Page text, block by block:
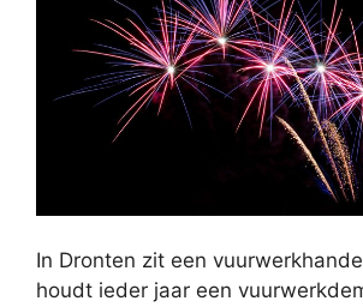
In Dronten zit een
houdt ieder jaar een